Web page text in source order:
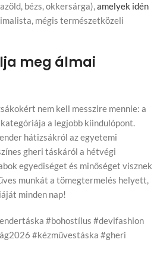
bézs, okkersárga),amelyek idén
mégis természetközeli
meg álmai
nem kell messzire mennie: a
kategóriája a legjobb kiindulópont.
hátizsákról az egyetemi
gheri táskáról a hétvégi
egyediséget és minőséget visznek
munkát a tömegtermelés helyett,
minden nap!
#bohostílus #devifashion
#kézművestáska #gheri